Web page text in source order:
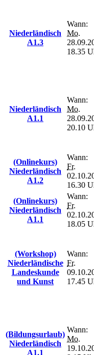
Niederländisch
A1.3
Wann:
Mo.
18.35
Niederländisch
A1.1
Wann:
Mo.
20.10
(Onlinekurs)
Niederländisch
A1.2
Wann:
Fr.
16.30
(Onlinekurs)
Niederländisch
A1.1
Wann:
Fr.
18.05
(Workshop)
Niederländische
Landeskunde
und Kunst
Wann:
Fr.
17.45
(Bildungsurlaub)
Niederländisch
A1.1
Wann:
Mo.